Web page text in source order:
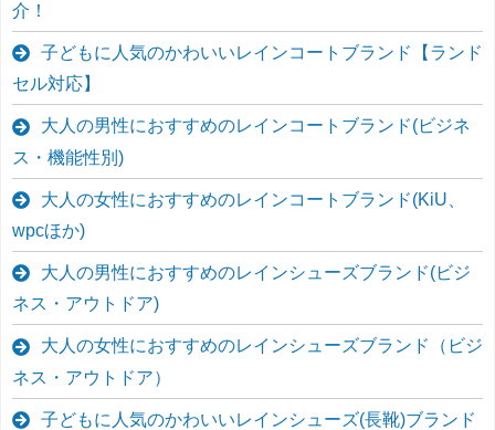
介！
子どもに人気のかわいいレインコートブランド【ランド
セル対応】
大人の男性におすすめのレインコートブランド(ビジネ
ス・機能性別)
大人の女性におすすめのレインコートブランド(KiU、
wpcほか)
大人の男性におすすめのレインシューズブランド(ビジ
ネス・アウトドア)
大人の女性におすすめのレインシューズブランド（ビジ
ネス・アウトドア）
子どもに人気のかわいいレインシューズ(長靴)ブランド